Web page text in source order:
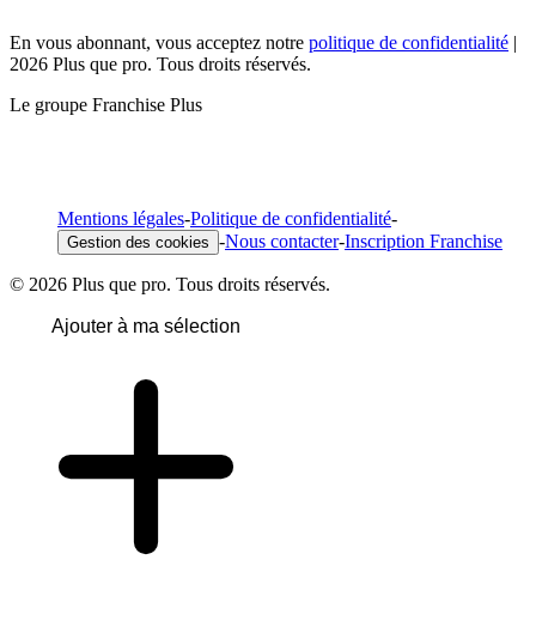
En vous abonnant, vous acceptez notre politique de confidentialité |
2026 Plus que pro. Tous droits réservés.
Le groupe Franchise Plus
Mentions légales-Politique de confidentialité-
Gestion des cookies -Nous contacter-Inscription Franchise
© 2026 Plus que pro. Tous droits réservés.
Ajouter à ma sélection